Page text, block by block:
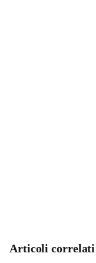
Articoli correlati